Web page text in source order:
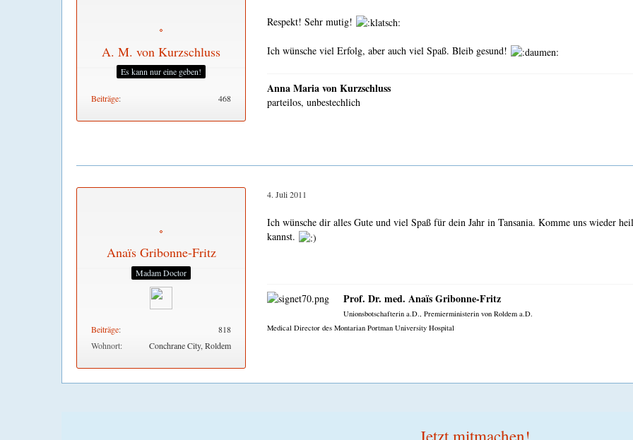
A. M. von Kurzschluss
Es kann nur eine geben!
Beiträge 468
Respekt! Sehr mutig!
Ich wünsche viel Erfolg, aber auch viel Spaß. Bleib gesund!
Anna Maria von Kurzschluss
parteilos, unbestechlich
Anaïs Gribonne-Fritz
Madam Doctor
Beiträge
818
Wohnort
Conchrane City, Roldem
4. Juli 2011
Ich wünsche dir alles Gute und viel Spaß für dein Jahr in Tansania. Komme uns wieder
kannst.
Prof. Dr. med. Anaïs Gribonne-Fritz
Unionsbotschafterin a.D., Premierministerin von Roldem a.D.
Medical Director des Montarian Portman University Hospital
Jetzt mitmachen!